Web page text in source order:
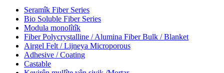
Seramîk Fiber Series
Bio Soluble Fiber Series
Modula monolîtîk
Fiber Polycrystalline / Alumina Fiber Bulk / Blanket
Airgel Felt / Lijneya Microporous
Adhesive / Coating
Castable